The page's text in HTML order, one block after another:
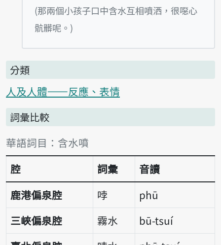
播放例句Hit nn̄g ê gín-á teh sio-
(那兩個小孩子口中含水互相噴洒，很噁心
骯髒呢。)
分類
人及人體——反應、表情
詞彙比較
詞彙比較表
華語詞目：含水噴
腔
詞彙
音讀
鹿港偏泉腔
哱
phū
三峽偏泉腔
霧水
bū-tsuí